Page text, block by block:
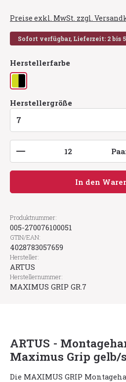
Preise exkl. MwSt. zzgl.
Sofort verfügbar, Lieferzeit: 2 bis
Herstellerfarbe
gelb/schwarz
Herstellergröße
Produkt Anzahl: Gib
In den
Produktnummer:
005-270076100051
GTIN/EAN:
4028783057659
Hersteller:
ARTUS
Herstellernummer:
MAXIMUS GRIP GR.7
ARTUS -
Maximus Grip gelb/
Die MAXIMUS GRIP